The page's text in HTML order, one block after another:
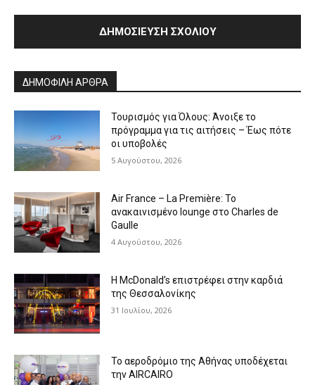
ΔΗΜΟΦΙΛΗ ΑΡΘΡΑ
Τουρισμός για Όλους: Άνοιξε το
πρόγραμμα για τις αιτήσεις – Έως πότε
οι υποβολές
5 Αυγούστου, 2026
Air France – La Première: Το
ανακαινισμένο lounge στο Charles de
Gaulle
4 Αυγούστου, 2026
Η McDonald’s επιστρέφει στην καρδιά
της Θεσσαλονίκης
31 Ιουλίου, 2026
Το αεροδρόμιο της Αθήνας υποδέχεται
την AIRCAIRO